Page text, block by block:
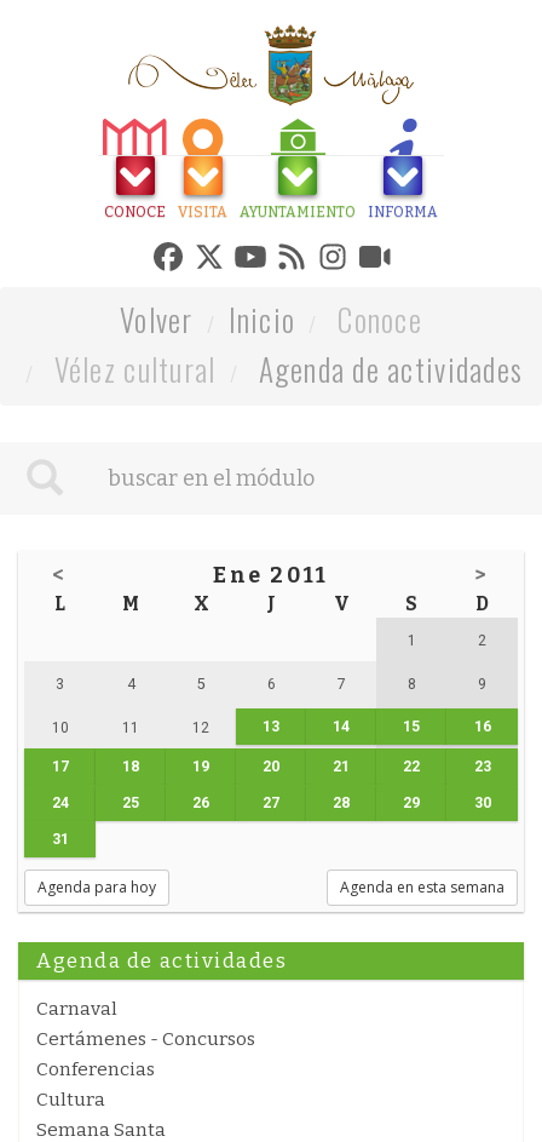
CONOCE VISITA AYUNTAMIENTO INFORMA
Volver Inicio
Conoce
Vélez cultural
Agenda de actividades
< Ene 2011 >
L M X J V S D
1 2
3 4 5 6 7 8 9
10 11 12 13 14 15 16
17 18 19 20 21 22 23
24 25 26 27 28 29 30
31
Agenda para hoy Agenda en esta semana
Agenda de actividades
Carnaval
Certámenes - Concursos
Conferencias
Cultura
Semana Santa